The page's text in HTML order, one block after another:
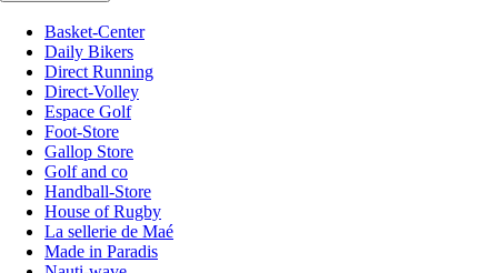
Basket-Center
Daily Bikers
Direct Running
Direct-Volley
Espace Golf
Foot-Store
Gallop Store
Golf and co
Handball-Store
House of Rugby
La sellerie de Maé
Made in Paradis